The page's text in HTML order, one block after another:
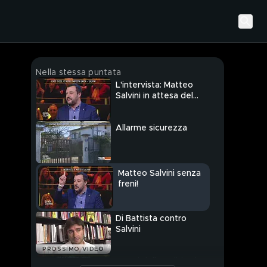
Nella stessa puntata
L'intervista: Matteo
Salvini in attesa del
Allarme sicurezza
Matteo Salvini senza
freni!
PROSSIMO VIDEO
Di Battista contro
Salvini